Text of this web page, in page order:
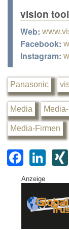
vision
Web:
Facebook:
Instagram:
Panasonic
Media
Media-Firmen
F
a
c
e
Li
k
e
Anzeige